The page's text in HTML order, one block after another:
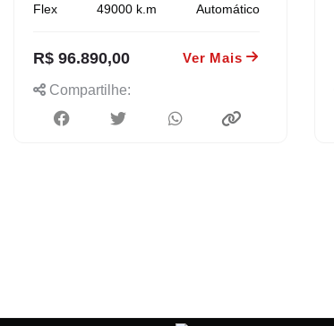
Flex 49000 k.m Automático
R$ 96.890,00 Ver Mais
Compartilhe: